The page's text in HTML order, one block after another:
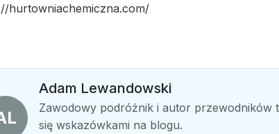
hurtowniachemiczna.com/
Adam Lewandowski
Zawodowy podróżnik i autor przewodników
się wskazówkami na blogu.